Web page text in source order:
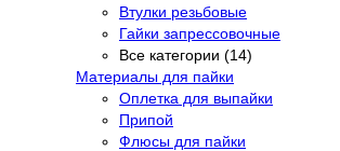
Втулки резьбовые
Гайки запрессовочные
Все категории (14)
Материалы для пайки
Оплетка для выпайки
Припой
Флюсы для пайки